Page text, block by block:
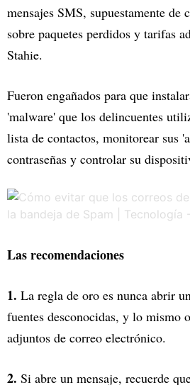
mensajes SMS, supuestamente de
sobre paquetes perdidos y tarifas
Stahie.
Fueron engañados para que
'malware' que los delincuentes
lista de contactos, monitorear sus
contraseñas y controlar su
Las recomendaciones
1. La regla de oro es nunca abrir
fuentes desconocidas, y lo mismo
adjuntos de correo electrónico.
2. Si abre un mensaje, recuerde